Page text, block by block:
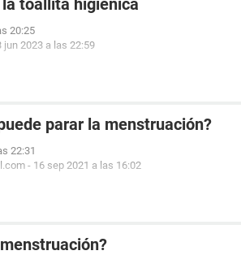
toallita higiénica
20:25
jun 2023 a las 22:59
parar la menstruación?
22:31
- 16 sep 2021 a las 16:02